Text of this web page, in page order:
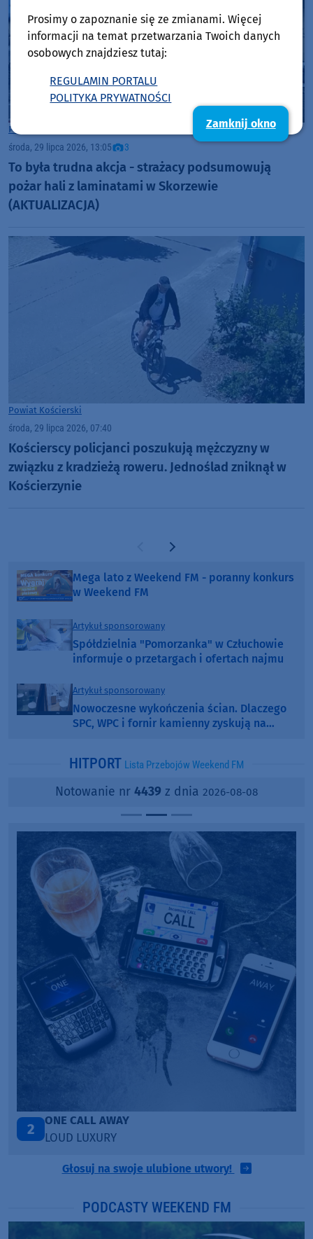
Powiat Kościerski
środa, 29 lipca 2026, 13:05 3
To była trudna akcja - strażacy podsumowują
pożar hali z laminatami w Skorzewie
(AKTUALIZACJA)
Powiat Kościerski
środa, 29 lipca 2026, 07:40
Kościerscy policjanci poszukują mężczyzny w
związku z kradzieżą roweru. Jednoślad zniknął w
Kościerzynie
Poprzednia strona
Następna strona
Mega lato z Weekend FM - poranny konkurs
w Weekend FM
Artykuł sponsorowany
Spółdzielnia "Pomorzanka" w Człuchowie
informuje o przetargach i ofertach najmu
Artykuł sponsorowany
Nowoczesne wykończenia ścian. Dlaczego
SPC, WPC i fornir kamienny zyskują na
HITPORT Lista Przebojów Weekend FM
Notowanie nr 4439 z dnia 2026-08-08
3
Talk To You
ANOTR ft. 54 Ultra
Głosuj na swoje ulubione utwory!
PODCASTY WEEKEND FM
Prosimy o zapoznanie się ze zmianami. Więcej
informacji na temat przetwarzania Twoich danych
osobowych znajdziesz tutaj:
REGULAMIN PORTALU
POLITYKA PRYWATNOŚCI
Zamknij okno